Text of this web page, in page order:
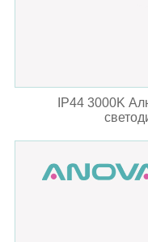
IP44 3000K